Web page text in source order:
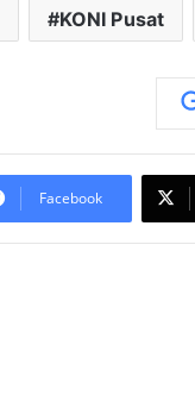
KONI Pusat
Facebook